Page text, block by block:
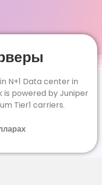
N+1 Data center in
is powered by Juniper
Tier1 carriers.